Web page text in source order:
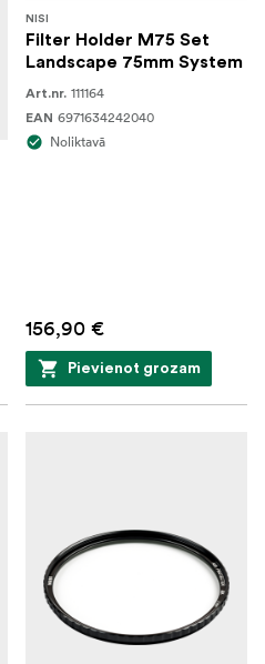
NISI
Filter Holder M75 Set
Landscape 75mm System
Art.nr. 111164
EAN 6971634242040
Noliktavā
156,90 €
Pievienot grozam